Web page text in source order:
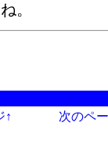
。
↑ 次のペ